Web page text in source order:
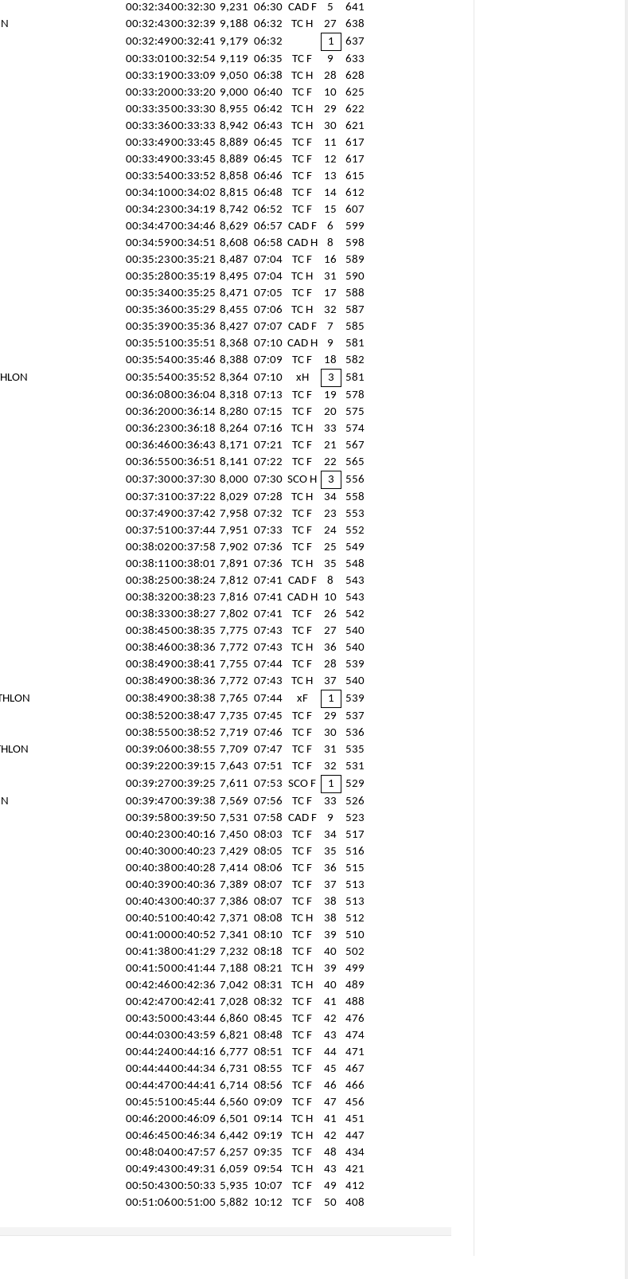
00:32:3400:32:30 9,231 06:30 CAD F 5
641
00:32:4300:32:39 9,188 06:32 TC H 27
638
00:32:4900:32:41 9,179 06:32 1
637
00:33:0100:32:54 9,119 06:35 TC F 9
633
00:33:1900:33:09 9,050 06:38 TC H 28
628
00:33:2000:33:20 9,000 06:40 TC F 10
625
00:33:3500:33:30 8,955 06:42 TC H 29
622
00:33:3600:33:33 8,942 06:43 TC H 30
621
00:33:4900:33:45 8,889 06:45 TC F 11
617
00:33:4900:33:45 8,889 06:45 TC F 12
617
00:33:5400:33:52 8,858 06:46 TC F 13
615
00:34:1000:34:02 8,815 06:48 TC F 14
612
00:34:2300:34:19 8,742 06:52 TC F 15
607
00:34:4700:34:46 8,629 06:57 CAD F 6
599
00:34:5900:34:51 8,608 06:58 CAD H 8
598
00:35:2300:35:21 8,487 07:04 TC F 16
589
00:35:2800:35:19 8,495 07:04 TC H 31
590
00:35:3400:35:25 8,471 07:05 TC F 17
588
00:35:3600:35:29 8,455 07:06 TC H 32
587
00:35:3900:35:36 8,427 07:07 CAD F 7
585
00:35:5100:35:51 8,368 07:10 CAD H 9
581
00:35:5400:35:46 8,388 07:09 TC F 18
582
00:35:5400:35:52 8,364 07:10 xH 3
581
00:36:0800:36:04 8,318 07:13 TC F 19
578
00:36:2000:36:14 8,280 07:15 TC F 20
575
00:36:2300:36:18 8,264 07:16 TC H 33
574
00:36:4600:36:43 8,171 07:21 TC F 21
567
00:36:5500:36:51 8,141 07:22 TC F 22
565
00:37:3000:37:30 8,000 07:30 SCO H 3
556
00:37:3100:37:22 8,029 07:28 TC H 34
558
00:37:4900:37:42 7,958 07:32 TC F 23
553
00:37:5100:37:44 7,951 07:33 TC F 24
552
00:38:0200:37:58 7,902 07:36 TC F 25
549
00:38:1100:38:01 7,891 07:36 TC H 35
548
00:38:2500:38:24 7,812 07:41 CAD F 8
543
00:38:3200:38:23 7,816 07:41 CAD H 10
543
00:38:3300:38:27 7,802 07:41 TC F 26
542
00:38:4500:38:35 7,775 07:43 TC F 27
540
00:38:4600:38:36 7,772 07:43 TC H 36
540
00:38:4900:38:41 7,755 07:44 TC F 28
539
00:38:4900:38:36 7,772 07:43 TC H 37
540
00:38:4900:38:38 7,765 07:44 xF 1
539
00:38:5200:38:47 7,735 07:45 TC F 29
537
00:38:5500:38:52 7,719 07:46 TC F 30
536
00:39:0600:38:55 7,709 07:47 TC F 31
535
00:39:2200:39:15 7,643 07:51 TC F 32
531
00:39:2700:39:25 7,611 07:53 SCO F 1
529
00:39:4700:39:38 7,569 07:56 TC F 33
526
00:39:5800:39:50 7,531 07:58 CAD F 9
523
00:40:2300:40:16 7,450 08:03 TC F 34
517
00:40:3000:40:23 7,429 08:05 TC F 35
516
00:40:3800:40:28 7,414 08:06 TC F 36
515
00:40:3900:40:36 7,389 08:07 TC F 37
513
00:40:4300:40:37 7,386 08:07 TC F 38
513
00:40:5100:40:42 7,371 08:08 TC H 38
512
00:41:0000:40:52 7,341 08:10 TC F 39
510
00:41:3800:41:29 7,232 08:18 TC F 40
502
00:41:5000:41:44 7,188 08:21 TC H 39
499
00:42:4600:42:36 7,042 08:31 TC H 40
489
00:42:4700:42:41 7,028 08:32 TC F 41
488
00:43:5000:43:44 6,860 08:45 TC F 42
476
00:44:0300:43:59 6,821 08:48 TC F 43
474
00:44:2400:44:16 6,777 08:51 TC F 44
471
00:44:4400:44:34 6,731 08:55 TC F 45
467
00:44:4700:44:41 6,714 08:56 TC F 46
466
00:45:5100:45:44 6,560 09:09 TC F 47
456
00:46:2000:46:09 6,501 09:14 TC H 41
451
00:46:4500:46:34 6,442 09:19 TC H 42
447
00:48:0400:47:57 6,257 09:35 TC F 48
434
00:49:4300:49:31 6,059 09:54 TC H 43
421
00:50:4300:50:33 5,935 10:07 TC F 49
412
00:51:0600:51:00 5,882 10:12 TC F 50 408